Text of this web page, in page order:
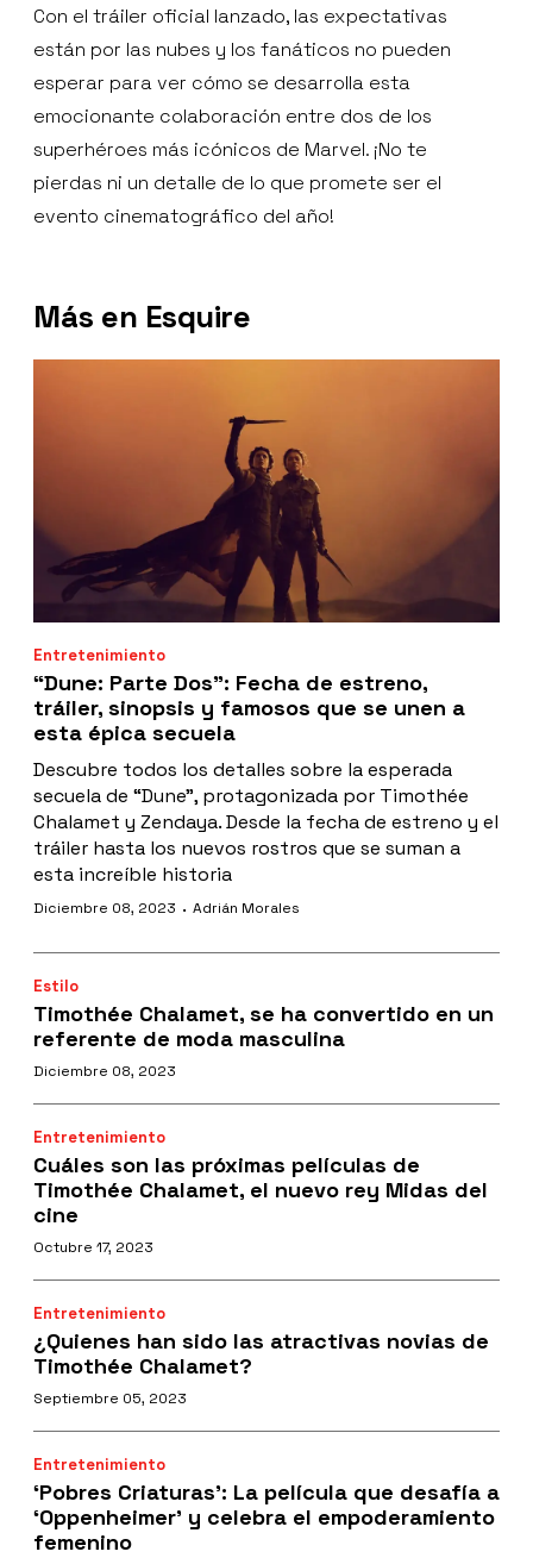
Con el tráiler oficial lanzado, las expectativas
están por las nubes y los fanáticos no pueden
esperar para ver cómo se desarrolla esta
emocionante colaboración entre dos de los
superhéroes más icónicos de Marvel. ¡No te
pierdas ni un detalle de lo que promete ser el
evento cinematográfico del año!
Más en Esquire
Entretenimiento
“Dune: Parte Dos": Fecha de estreno,
tráiler, sinopsis y famosos que se unen a
esta épica secuela
Descubre todos los detalles sobre la esperada
secuela de “Dune”, protagonizada por Timothée
Chalamet y Zendaya. Desde la fecha de estreno y el
tráiler hasta los nuevos rostros que se suman a
esta increíble historia
Diciembre 08, 2023 · Adrián Morales
Estilo
Timothée Chalamet, se ha convertido en un
referente de moda masculina
Diciembre 08, 2023
Entretenimiento
Cuáles son las próximas películas de
Timothée Chalamet, el nuevo rey Midas del
cine
Octubre 17, 2023
Entretenimiento
¿Quienes han sido las atractivas novias de
Timothée Chalamet?
Septiembre 05, 2023
Entretenimiento
‘Pobres Criaturas': La película que desafía a
‘Oppenheimer’ y celebra el empoderamiento
femenino